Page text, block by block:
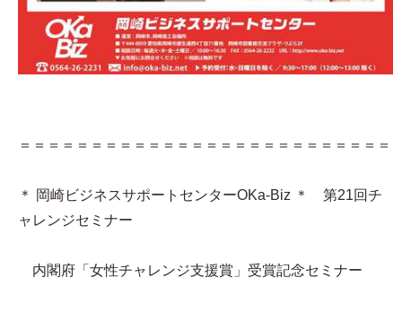
＝＝＝＝＝＝＝＝＝＝＝＝＝＝＝＝＝＝＝＝＝＝＝＝＝＝
＊ 岡崎ビジネスサポートセンターOKa-Biz ＊ 第21回チ
ャレンジセミナー
内閣府「女性チャレンジ支援賞」受賞記念セミナー